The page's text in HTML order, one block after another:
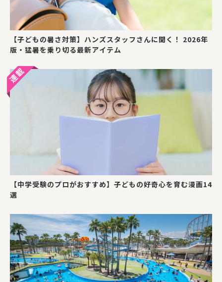
【子どもの暑さ対策】ハンズスタッフさんに聞く！ 2026年
版・猛暑を乗り切る最新アイテム
【中学受験のプロがおすすめ】子どもの好奇心を育む漫画14
選